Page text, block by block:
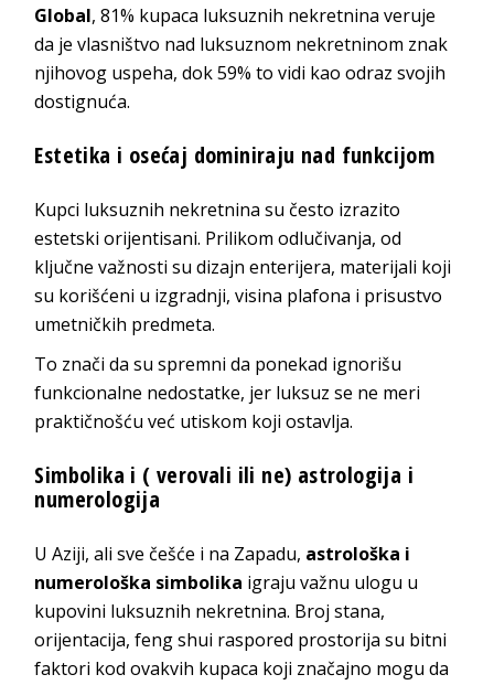
Global, 81% kupaca luksuznih nekretnina veruje
da je vlasništvo nad luksuznom nekretninom znak
njihovog uspeha, dok 59% to vidi kao odraz svojih
dostignuća.
Estetika i osećaj dominiraju nad funkcijom
Kupci luksuznih nekretnina su često izrazito
estetski orijentisani. Prilikom odlučivanja, od
ključne važnosti su dizajn enterijera, materijali koji
su korišćeni u izgradnji, visina plafona i prisustvo
umetničkih predmeta.
To znači da su spremni da ponekad ignorišu
funkcionalne nedostatke, jer luksuz se ne meri
praktičnošću već utiskom koji ostavlja.
Simbolika i ( verovali ili ne) astrologija i
numerologija
U Aziji, ali sve češće i na Zapadu, astrološka i
numerološka simbolika igraju važnu ulogu u
kupovini luksuznih nekretnina. Broj stana,
orijentacija, feng shui raspored prostorija su bitni
faktori kod ovakvih kupaca koji značajno mogu da